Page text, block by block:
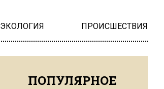
ЭКОЛОГИЯ ПРОИСШЕСТВИЯ
ПОПУЛЯРНОЕ